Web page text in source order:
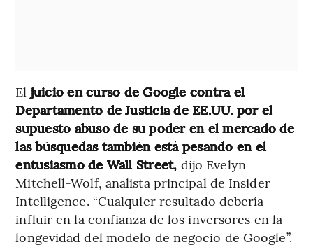
El juicio en curso de Google contra el
Departamento de Justicia de EE.UU. por el
supuesto abuso de su poder en el mercado de
las búsquedas también está pesando en el
entusiasmo de Wall Street, dijo Evelyn
Mitchell-Wolf, analista principal de Insider
Intelligence. “Cualquier resultado debería
influir en la confianza de los inversores en la
longevidad del modelo de negocio de Google”.